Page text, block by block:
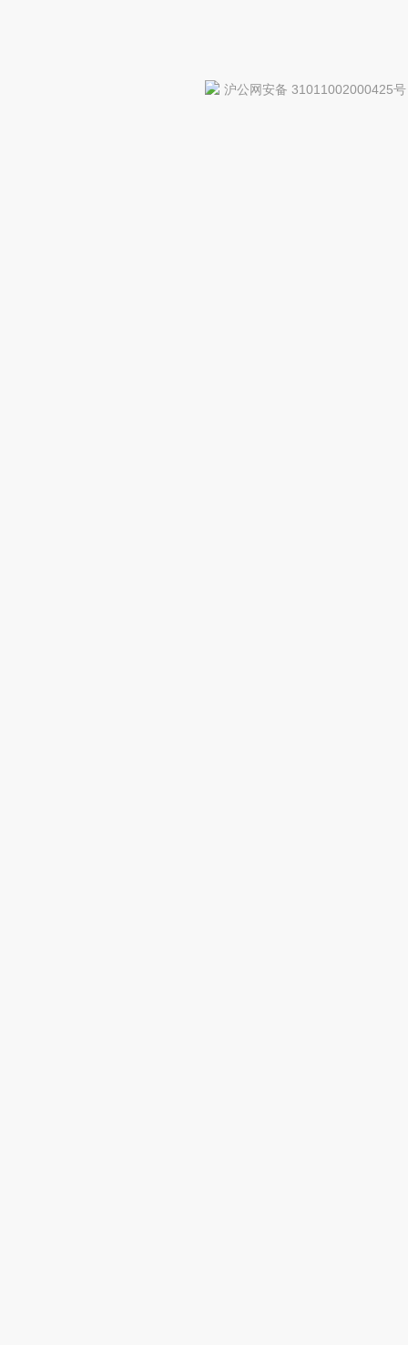
沪公网安备 31011002000425号